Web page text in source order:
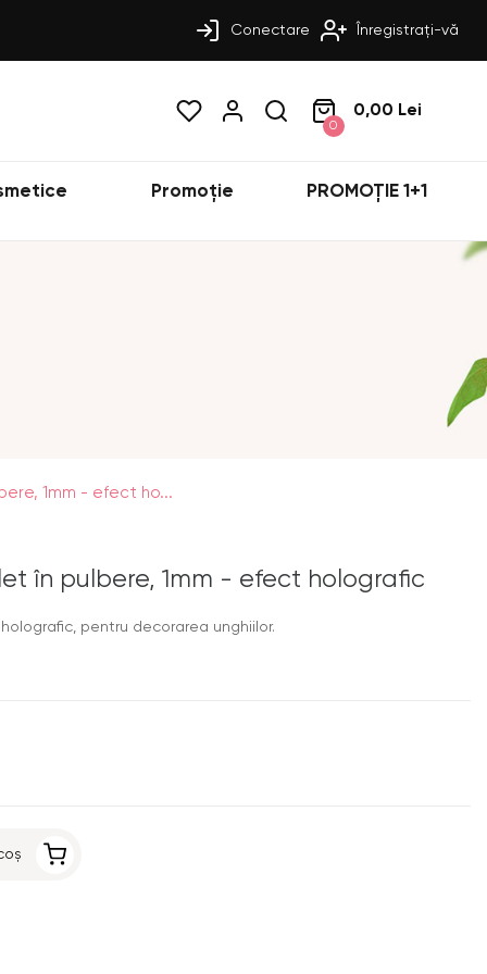
Conectare Înregistrați-vă
0
0,00 Lei
Promoție PROMOȚIE 1+1
1mm - efect ho...
în pulbere, 1mm - efect holografic
pentru decorarea unghiilor.